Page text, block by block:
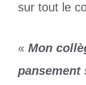
sur tout le
« Mon
pansement